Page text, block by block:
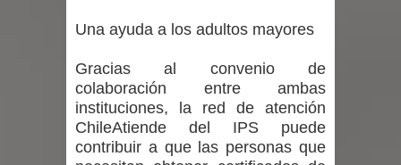
Una ayuda a los adultos mayores
Gracias al convenio de
colaboración entre ambas
instituciones, la red de atención
ChileAtiende del IPS puede
contribuir a que las personas que